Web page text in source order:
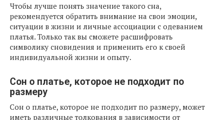
Чтобы лучше понять значение такого сна,
рекомендуется обратить внимание на свои эмоции,
ситуации в жизни и личные ассоциации с одеванием
платья. Только так вы сможете расшифровать
символику сновидения и применить его к своей
индивидуальной жизни и опыту.
Сон о платье, которое не подходит по
размеру
Сон о платье, которое не подходит по размеру, может
иметь различные толкования в зависимости от